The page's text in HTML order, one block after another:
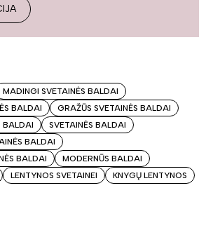
MADINGI SVETAINĖS BALDAI
BALDAI
GRAŽŪS SVETAINĖS BALDAI
BALDAI
SVETAINĖS BALDAI
BALDAI
BALDAI
MODERNŪS BALDAI
LENTYNOS SVETAINEI KNYGŲ LENTYNOS